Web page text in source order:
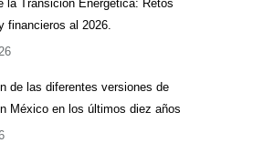
la Transición Energética: Retos
financieros al 2026.
de las diferentes versiones de
México en los últimos diez años